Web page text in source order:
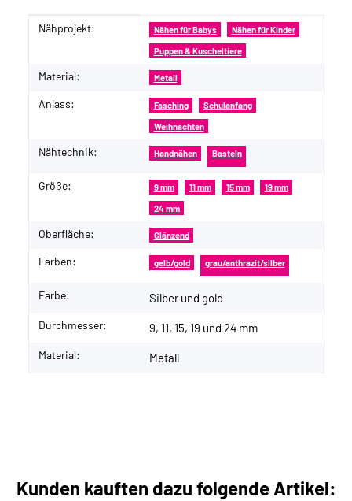
Produkteigenschaft
Wert
Nähprojekt: Nähen für Babys Nähen für Kinder
Puppen & Kuscheltiere
Material: Metall
Anlass: Fasching Schulanfang
Weihnachten
Nähtechnik: Handnähen Basteln
Größe: 9 mm 11 mm 15 mm 19 mm
24 mm
Oberfläche: Glänzend
Farben: gelb/gold grau/anthrazit/silber
Farbe: Silber und gold
Durchmesser: 9, 11, 15, 19 und 24 mm
Material: Metall
Kunden kauften dazu folgende Artikel: